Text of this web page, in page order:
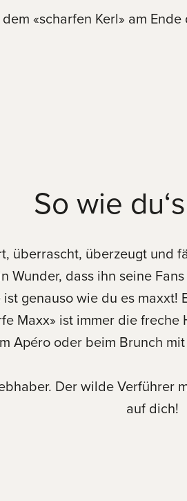
«scharfen Kerl» am
So wie
überrascht, überzeugt und
Wunder, dass ihn seine
genauso wie du es
Maxx» ist immer die
Apéro oder beim Brunch
Der wilde
auf dich!